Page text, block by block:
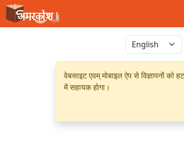
वेबसाइट एवम् मोबाइल ऐप से विज्ञापनों
में सहायक होगा।